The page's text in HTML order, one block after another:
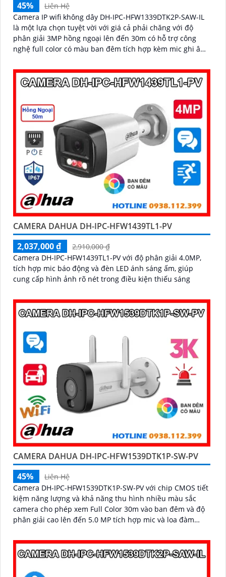
45%
Liên Hệ
Camera IP wifi không dây DH-IPC-HFW1339DTK2P-SAW-IL
là một lựa chọn tuyệt vời với giá cả phải chăng với độ
phân giải 3MP hồng ngoại lên đến 30m có hỗ trợ công
nghệ full color có màu ban đêm tích hợp kèm mic ghi âm
hợp cho mọi gia đình.
CAMERA DAHUA DH-IPC-HFW1439TL1-PV
2,037,000 ₫
2,910,000 ₫
Camera DH-IPC-HFW1439TL1-PV với độ phân giải 4.0MP,
tích hợp mic báo động và đèn LED ánh sáng ấm, giúp
cung cấp hình ảnh rõ nét trong điều kiện thiếu sáng
CAMERA DAHUA DH-IPC-HFW1539DTK1P-SW-PV
45%
Liên Hệ
Camera DH-IPC-HFW1539DTK1P-SW-PV với chip CMOS tiết
kiệm năng lượng và khả năng thu hình nhiều màu sắc
camera cho phép xem Full Color 30m vào ban đêm và độ
phân giải cao lên đến 5.0 MP tích hợp mic và loa đàm